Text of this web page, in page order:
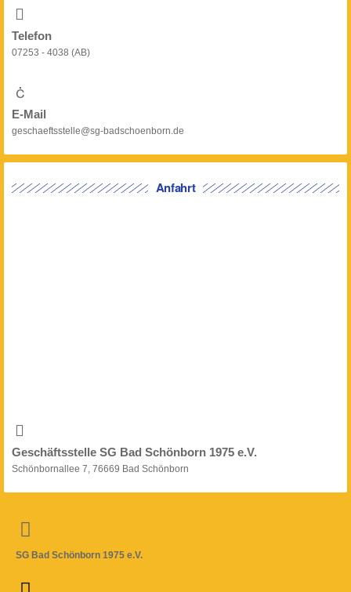
Telefon
07253 - 4038 (AB)
E-Mail
geschaeftsstelle@sg-badschoenborn.de
Anfahrt
Geschäftsstelle SG Bad Schönborn 1975 e.V.
Schönbornallee 7, 76669 Bad Schönborn
SG Bad Schönborn 1975 e.V.